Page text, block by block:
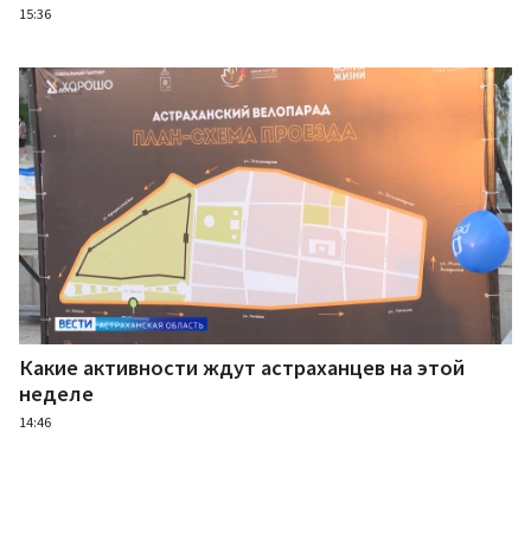
15:36
Какие активности ждут астраханцев на этой
неделе
14:46